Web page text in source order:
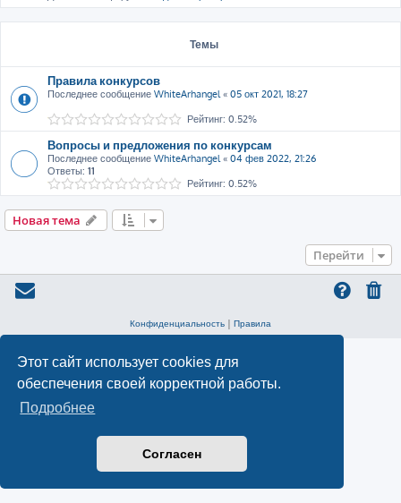
Этот сайт использует cookies для
обеспечения своей корректной работы.
Подробнее
Согласен
Темы
Правила конкурсов
Последнее сообщение WhiteArhangel « 05 окт 2021, 18:27
Рейтинг: 0.52%
Вопросы и предложения по конкурсам
Последнее сообщение WhiteArhangel « 04 фев 2022, 21:26
Ответы: 11
Рейтинг: 0.52%
Новая тема
Перейти
Конфиденциальность | Правила